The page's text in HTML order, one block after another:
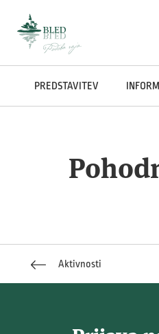
PREDSTAVITEV
Aktivnosti